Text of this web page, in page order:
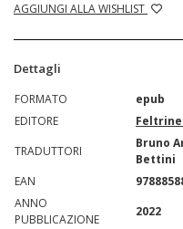
AGGIUNGI ALLA WISHLIST
Dettagli
FORMATO
epub
EDITORE
TRADUTTORI
Bruno
Bettini
EAN
ANNO
PUBBLICAZIONE
2022